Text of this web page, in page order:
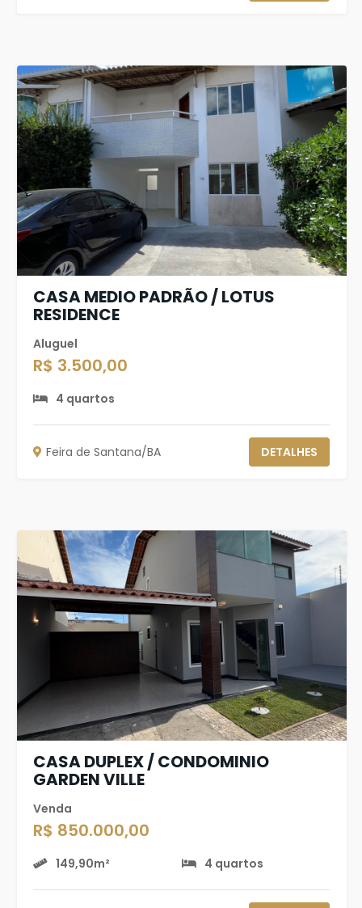
CASA MEDIO PADRÃO / LOTUS
RESIDENCE
Aluguel
R$ 3.500,00
4 quartos
Feira de Santana/BA DETALHES
CASA DUPLEX / CONDOMINIO
GARDEN VILLE
Venda
R$ 850.000,00
149,90m² 4 quartos